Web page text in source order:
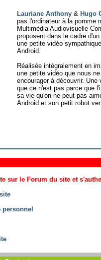
Lauriane Anthony & Hugo
pas l'ordinateur à la pomme
Multimédia Audiovisuelle
proposent dans le cadre
une petite vidéo
Android.
Réalisée intégralement en
une petite vidéo que nous
encourager à découvrir. Une
que ce n'est pas parce que
sa vie qu'on ne peut pas
Android et son petit robot
sur le Forum du site et
personnel